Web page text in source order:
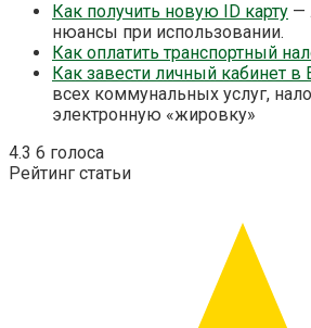
Как получить новую ID карту —
нюансы при использовании.
Как оплатить транспортный
Как завести личный кабинет
всех коммунальных услуг,
электронную «жировку»
4.3 6 голоса
Рейтинг статьи